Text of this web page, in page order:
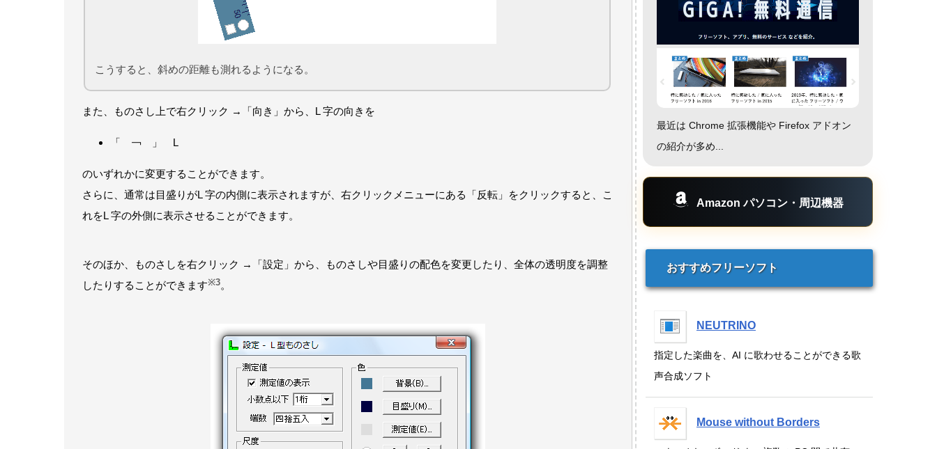
こうすると、斜めの距離も測れるようになる。
また、ものさし上で右クリック →「向き」から、L 字の向きを
「 ￢ 」 L
のいずれかに変更することができます。
さらに、通常は目盛りがL 字の内側に表示されますが、右クリックメニューにある「反転」をクリックすると、こ
れをL 字の外側に表示させることができます。
そのほか、ものさしを右クリック →「設定」から、ものさしや目盛りの配色を変更したり、全体の透明度を調整
したりすることができます※3。
最近は Chrome 拡張機能や Firefox アドオン
の紹介が多め...
Amazon パソコン・周辺機器
おすすめフリーソフト
NEUTRINO
指定した楽曲を、AI に歌わせることができる歌
声合成ソフト
Mouse without Borders